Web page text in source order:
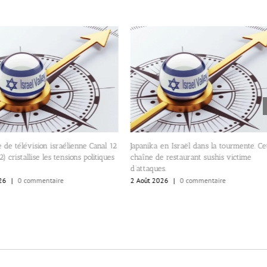
de télévision israélienne Canal 12
cristallise les tensions politiques
| 0 commentaire
Japanika en Israël dans la tourmente.
chaîne de restaurant sushis victime
d’attaques.
2 Août 2026 | 0 commentaire